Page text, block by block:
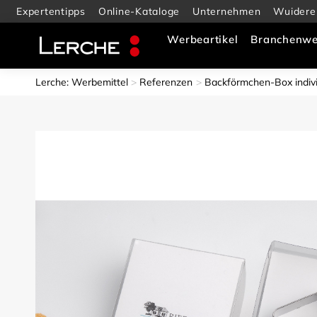
Expertentipps Online-Kataloge Unternehmen
Werbeartikel
Lerche: Werbemittel Referenzen Backförmchen-Box